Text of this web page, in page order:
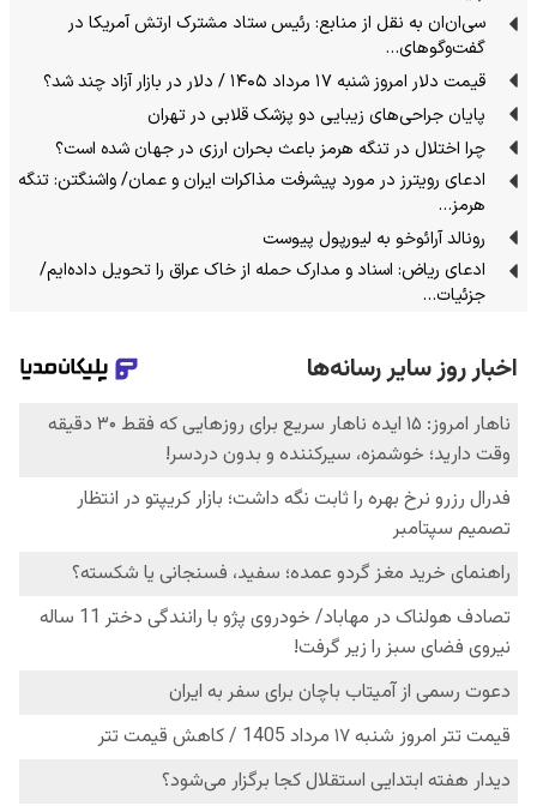
سی‌ان‌ان‌ به نقل از منابع: رئیس ستاد مشترک ارتش آمریکا در
گفت‌وگوهای…
قیمت دلار امروز شنبه ۱۷ مرداد ۱۴۰۵ / دلار در بازار آزاد چند شد؟
پایان جراحی‌های زیبایی دو پزشک قلابی در تهران
چرا اختلال در تنگه هرمز باعث بحران ارزی در جهان شده است؟
ادعای رویترز در مورد پیشرفت مذاکرات ایران و عمان/ واشنگتن: تنگه
هرمز…
رونالد آرائوخو به لیورپول پیوست
ادعای ریاض: اسناد و مدارک حمله از خاک عراق را تحویل داده‌ایم/
جزئیات…